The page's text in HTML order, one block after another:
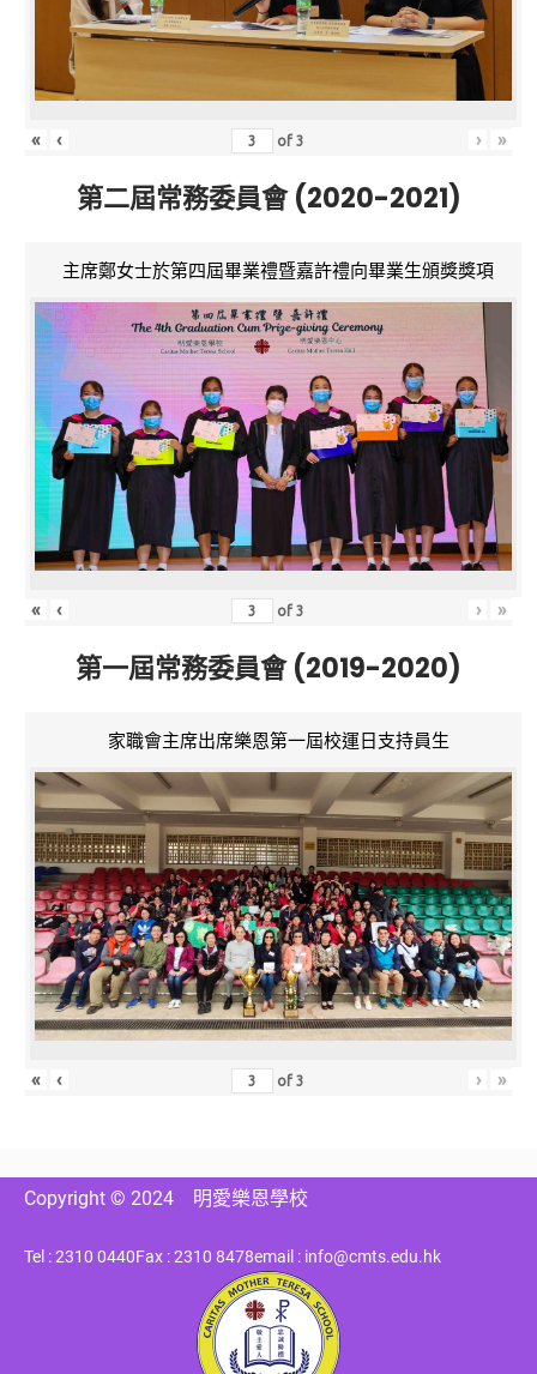
« ‹ of3 › »
第二屆常務委員會 (2020-2021)
主席鄭女士於第四屆畢業禮暨嘉許禮向畢業生頒獎獎項
« ‹ of3 › »
第一屆常務委員會 (2019-2020)
家職會主席出席樂恩第一屆校運日支持員生
« ‹ of3 › »
Copyright © 2024 明愛樂恩學校
Tel : 2310 0440Fax : 2310 8478email : info@cmts.edu.hk